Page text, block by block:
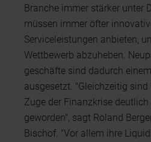
Branche immer stärker unter
müssen immer öfter
Serviceleistungen anbieten,
Wettbewerb abzuheben.
geschäfte sind dadurch
ausgesetzt. "Gleichzeitig
Zuge der Finanzkrise
geworden", sagt Roland
Bischof. "Vor allem ihre